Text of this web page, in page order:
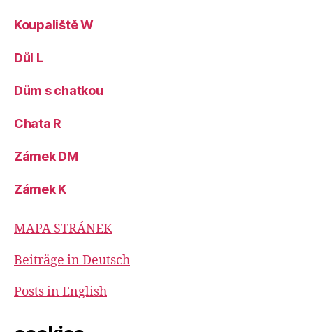
Koupaliště W
Důl L
Dům s chatkou
Chata R
Zámek DM
Zámek K
MAPA STRÁNEK
Beiträge in Deutsch
Posts in English